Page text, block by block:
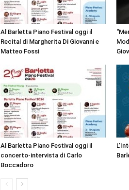
Al Barletta Piano Festival oggi il
Recital di Margherita Di Giovanni e
Matteo Fossi
Al Barletta Piano Festival oggi il
concerto-intervista di Carlo
Boccadoro